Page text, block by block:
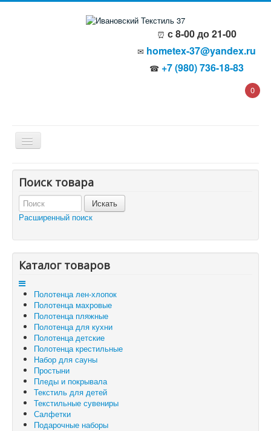
⏰ с 8-00 до 21-00
✉ hometex-37@yandex.ru
☎ +7 (980) 736-18-83
0
О компании
Политика безопасности
Пользовательское соглашение
Каталог товаров
Отзывы и предложения
Контакты
Корзина
Отложенные товары
Вы здесь: Главная
Полотенца махровые
Полотенце махровое "Гамма" 50x100
Поиск товара
Расширенный поиск
Каталог товаров
Полотенца лен-хлопок
Полотенца махровые
Полотенца пляжные
Полотенца для кухни
Полотенца детские
Полотенца крестильные
Набор для сауны
Простыни
Пледы и покрывала
Текстиль для детей
Текстильные сувениры
Салфетки
Подарочные наборы